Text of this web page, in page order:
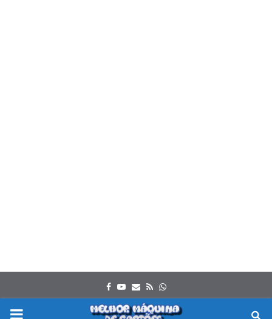
Facebook
Youtube
Email
RssWhatsapp
PRIMARY